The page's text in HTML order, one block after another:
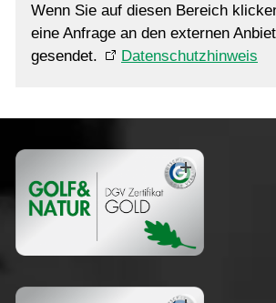
Wenn Sie auf diesen Bereich
eine Anfrage an den externen
gesendet.
Datenschutzhinweis